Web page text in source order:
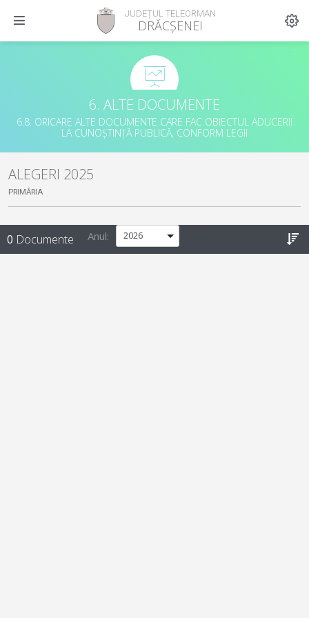
JUDEȚUL TELEORMAN
DRĂCȘENEI
6. ALTE DOCUMENTE
6.8. ORICARE ALTE DOCUMENTE CARE FAC OBIECTUL ADUCERII
LA CUNOȘTINȚĂ PUBLICĂ, CONFORM LEGII
ALEGERI 2025
PRIMĂRIA
0 Documente Anul: